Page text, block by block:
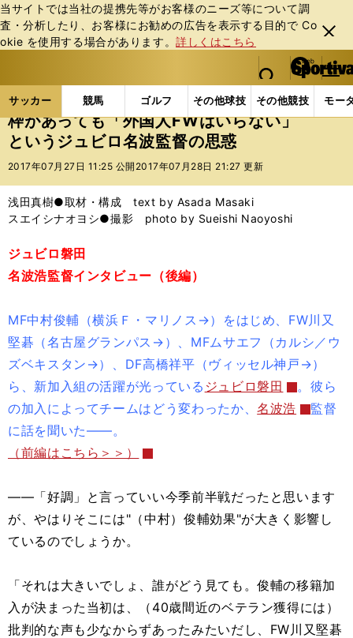
当サイトでは当社の提携先等がお客様のニーズ等について調
査・分析したり、お客様にお勧めの広告を表⽰する⽬的で Co
okie を使⽤する場合があります。詳しくはこちら
閉じ
る
web Sportiva (webスポルティーバ)
検索
マイペ
ー
ジ
メニュ
サッカー 競馬 ゴルフ その他球技 その他競技 モー
ス
ポ
ル
バ
サッカーの記事一覧 Jリーグ他 Jリーグ 枠があ
枠があっても「外国人FWはいらない」
というジュビロ名波監督の思惑
2017年07月27日 11:25 公開 2017年07月28日 21:27 更新
浅田真樹●取材・構成 text by Asada Masaki
スエイシナオヨシ●撮影 photo by Sueishi Naoyoshi
ジュビロ磐田
名波浩監督インタビュー（後編）
MF中村俊輔（横浜Ｆ・マリノス→）をはじめ、FW川又
堅碁（名古屋グランパス→）、MFムサエフ（カルシ／ウ
ズベキスタン→）、DF高橋祥平（ヴィッセル神戸→）
ら、新加入組の活躍が光っている ジュビロ磐田
。彼ら
の加入によってチームはどう変わったか、名波浩
監督
に話を聞いた――。
（前編はこちら＞＞）
――「好調」と言っていい今季前半戦だったと思います
が、やはりそこには"（中村）俊輔効果"が大きく影響し
ているのでしょうか。
「それは大きいでしょ、誰がどう見ても。俊輔の移籍加
入が決まった当初は、（40歳間近のベテラン獲得には）
批判的な声も少なからずあったみたいだし、FW川又堅碁